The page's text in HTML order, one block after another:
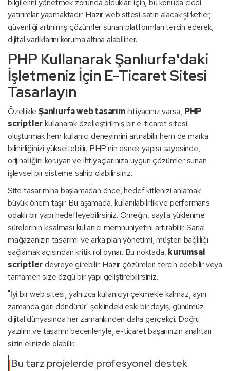
bilgilerini yönetmek zorunda oldukları için, bu konuda ciddi
yatırımlar yapmaktadır. Hazır web sitesi satın alacak şirketler,
güvenliği artırılmış çözümler sunan platformları tercih ederek,
dijital varlıklarını koruma altına alabilirler.
PHP Kullanarak Şanlıurfa'daki
İşletmeniz İçin E-Ticaret Sitesi
Tasarlayın
Özellikle Şanlıurfa web tasarımihtiyacınız varsa, PHP
scriptlerkullanarak özelleştirilmiş bir e-ticaret sitesi
oluşturmak hem kullanıcı deneyimini artırabilir hem de marka
bilinirliğinizi yükseltebilir. PHP'nin esnek yapısı sayesinde,
orijinalliğini koruyan ve ihtiyaçlarınıza uygun çözümler sunan
işlevsel bir sisteme sahip olabilirsiniz.
Site tasarımına başlamadan önce, hedef kitlenizi anlamak
büyük önem taşır. Bu aşamada, kullanılabilirlik ve performans
odaklı bir yapı hedefleyebilirsiniz. Örneğin, sayfa yüklenme
sürelerinin kısalması kullanıcı memnuniyetini artırabilir. Sanal
mağazanızın tasarımı ve arka plan yönetimi, müşteri bağlılığı
sağlamak açısından kritik rol oynar. Bu noktada, kurumsal
scriptlerdevreye girebilir. Hazır çözümleri tercih edebilir veya
tamamen size özgü bir yapı geliştirebilirsiniz.
"İyi bir web sitesi, yalnızca kullanıcıyı çekmekle kalmaz, aynı
zamanda geri döndürür" şeklindeki eski bir deyiş, günümüz
dijital dünyasında her zamankinden daha gerçekçi. Doğru
yazılım ve tasarım becerileriyle, e-ticaret başarınızın anahtarı
sizin elinizde olabilir.
Bu tarz projelerde profesyonel destek